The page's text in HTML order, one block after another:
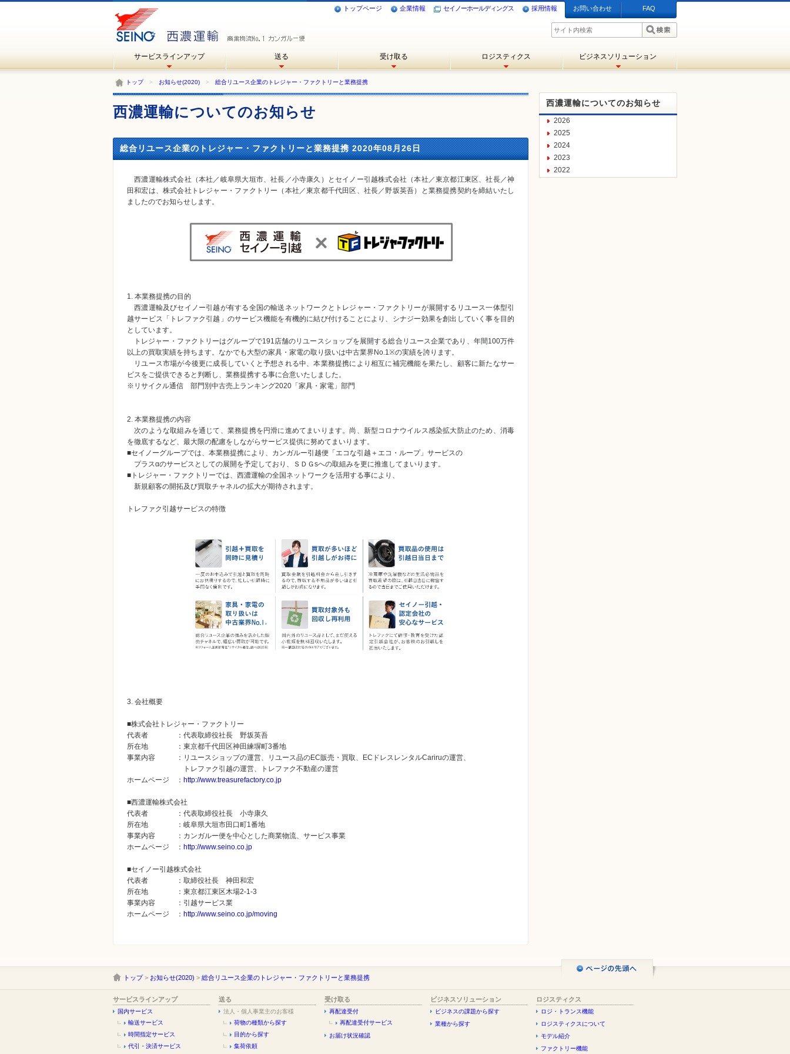
トップページ 企業情報 セイノーホールディングス 採用情報 お問い合わせ FAQ
サービスラインアップ 送る 受け取る ロジスティクス ビジネスソリューション
トップ> お知らせ(2020) > 総合リユース企業のトレジャー・ファクトリーと業務提携
西濃運輸についてのお知らせ
総合リユース企業のトレジャー・ファクトリーと業務提携 2020年08月26日
西濃運輸株式会社（本社／岐阜県大垣市、社長／小寺康久）とセイノー引越株式会社（本社／東京都江東区、社長／神
田和宏は、株式会社トレジャー・ファクトリー（本社／東京都千代田区、社長／野坂英吾）と業務提携契約を締結いたし
ましたのでお知らせします。
1. 本業務提携の目的
西濃運輸及びセイノー引越が有する全国の輸送ネットワークとトレジャー・ファクトリーが展開するリユース一体型引
越サービス「トレファク引越」のサービス機能を有機的に結び付けることにより、シナジー効果を創出していく事を目的
としています。
トレジャー・ファクトリーはグループで191店舗のリユースショップを展開する総合リユース企業であり、年間100万件
以上の買取実績を持ちます。なかでも大型の家具・家電の取り扱いは中古業界No.1※の実績を誇ります。
リユース市場が今後更に成長していくと予想される中、本業務提携により相互に補完機能を果たし、顧客に新たなサー
ビスをご提供できると判断し、業務提携する事に合意いたしました。
※リサイクル通信 部門別中古売上ランキング2020「家具・家電」部門
2. 本業務提携の内容
次のような取組みを通じて、業務提携を円滑に進めてまいります。尚、新型コロナウイルス感染拡大防止のため、消毒
を徹底するなど、最大限の配慮をしながらサービス提供に努めてまいります。
■セイノーグループでは、本業務提携により、カンガルー引越便「エコな引越＋エコ・ループ」サービスの
プラスαのサービスとしての展開を予定しており、ＳＤＧsへの取組みを更に推進してまいります。
■トレジャー・ファクトリーでは、西濃運輸の全国ネットワークを活用する事により、
新規顧客の開拓及び買取チャネルの拡大が期待されます。
トレファク引越サービスの特徴
3. 会社概要
■株式会社トレジャー・ファクトリー
代表者 ：代表取締役社長 野坂英吾
所在地 ：東京都千代田区神田練塀町3番地
事業内容 ：リユースショップの運営、リユース品のEC販売・買取、ECドレスレンタルCariruの運営、
トレファク引越の運営、トレファク不動産の運営
ホームページ ： http://www.treasurefactory.co.jp
■西濃運輸株式会社
代表者 ：代表取締役社長 小寺康久
所在地 ：岐阜県大垣市田口町1番地
事業内容 ：カンガルー便を中心とした商業物流、サービス事業
ホームページ ： http://www.seino.co.jp
■セイノー引越株式会社
代表者 ：取締役社長 神田和宏
所在地 ：東京都江東区木場2-1-3
事業内容 ：引越サービス業
ホームページ ： http://www.seino.co.jp/moving
西濃運輸についてのお知らせ
2026
2025
2024
2023
2022
トップ> お知らせ(2020) > 総合リユース企業のトレジャー・ファクトリーと業務提携
サービスラインアップ
国内サービス
輸送サービス
時間指定サービス
代引・決済サービス
送る
法人・個人事業主のお客様
荷物の種類から探す
目的から探す
集荷依頼
受け取る
再配達受付
再配達受付サービス
お届け状況確認
ビジネスソリューション
ビジネスの課題から探す
業種から探す
ロジスティクス
ロジ・トランス機能
ロジスティクスについて
モデル紹介
ファクトリー機能